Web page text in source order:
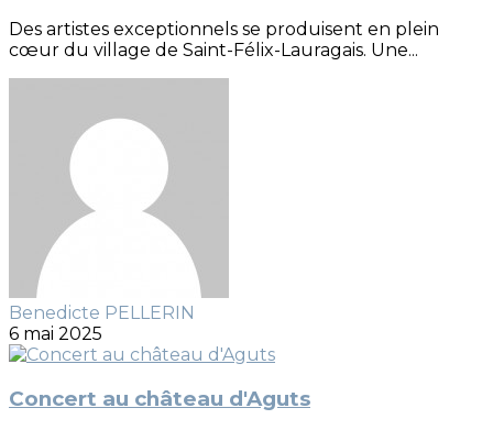
Des artistes exceptionnels se produisent en plein
cœur du village de Saint-Félix-Lauragais. Une...
Benedicte PELLERIN
6 mai 2025
Concert au château d'Aguts